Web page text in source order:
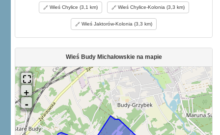
Wieś Chylice (3,1 km) Wieś Chylice-Kolonia (3,3 km)
Wieś Jaktorów-Kolonia (3,3 km)
Wieś Budy Michałowskie na mapie